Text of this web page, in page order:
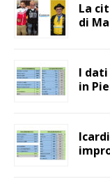
La
di
I dati
in